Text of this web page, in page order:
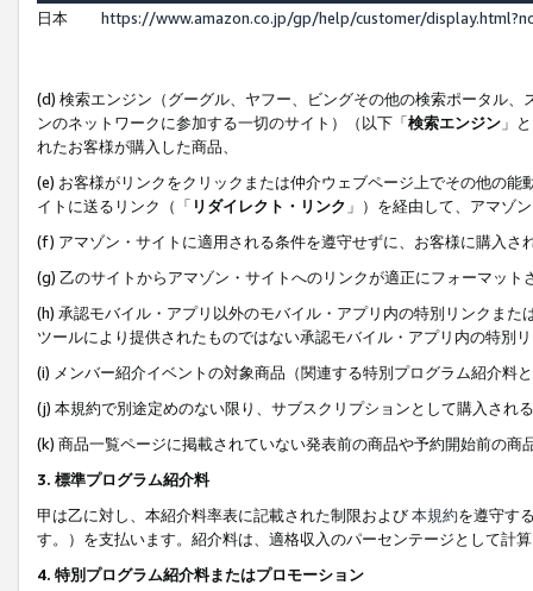
日本
https://www.amazon.co.jp/gp/help/customer/
(d) 検索エンジン（グーグル、ヤフー、ビングその他の検索ポータル
ンのネットワークに参加する一切のサイト）（以下「検索エンジン 」
れたお客様が購入した商品、
(e) お客様がリンクをクリックまたは仲介ウェブページ上でその他の
イトに送るリンク（「 リダイレクト・リンク 」）を経由して、アマゾ
(f) アマゾン・サイトに適用される条件を遵守せずに、お客様に購入さ
(g) 乙のサイトからアマゾン・サイトへのリンクが適正にフォーマッ
(h) 承認モバイル・アプリ以外のモバイル・アプリ内の特別リンクま
ツールにより提供されたものではない承認モバイル・アプリ内の特別
(i) メンバー紹介イベントの対象商品（関連する特別プログラム紹介料
(j) 本規約で別途定めのない限り、サブスクリプションとして購入され
(k) 商品一覧ページに掲載されていない発表前の商品や予約開始前の商
3. 標準プログラム紹介料
甲は乙に対し、本紹介料率表に記載された制限および本規約を遵守す
す。）を支払います。紹介料は、適格収入のパーセンテージとして計
4. 特別プログラム紹介料またはプロモーション